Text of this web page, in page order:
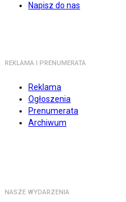
Napisz do nas
REKLAMA I PRENUMERATA
Reklama
Ogłoszenia
Prenumerata
Archiwum
NASZE WYDARZENIA